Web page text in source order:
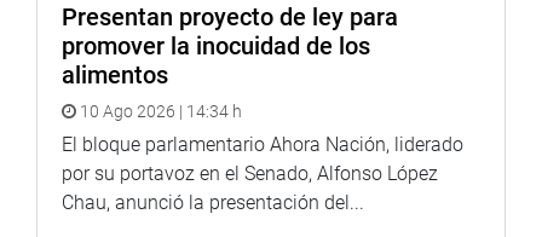
Presentan proyecto de ley para
promover la inocuidad de los
alimentos
10 Ago 2026 | 14:34 h
El bloque parlamentario Ahora Nación, liderado
por su portavoz en el Senado, Alfonso López
Chau, anunció la presentación del...